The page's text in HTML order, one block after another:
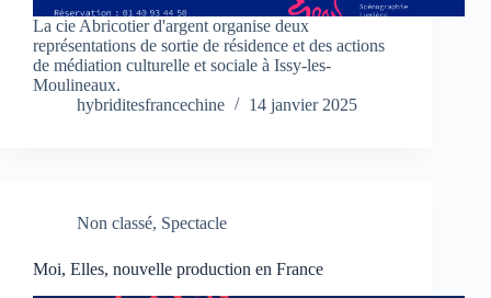
La cie Abricotier d'argent organise deux
représentations de sortie de résidence et des actions
de médiation culturelle et sociale à Issy-les-
Moulineaux.
hybriditesfrancechine
14 janvier 2025
Non classé, Spectacle
Moi, Elles, nouvelle production en France